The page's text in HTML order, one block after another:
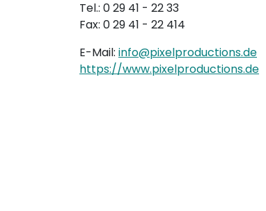
Tel.: 0 29 41 - 22 33
Fax: 0 29 41 - 22 414
E-Mail: info@pixelproductions.de
https://www.pixelproductions.de